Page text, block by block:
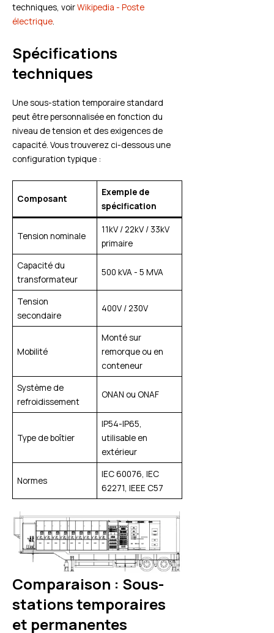
techniques, voirWikipedia - Poste
électrique.
Spécifications
techniques
Une sous-station temporaire standard
peut être personnalisée en fonction du
niveau de tension et des exigences de
capacité. Vous trouverez ci-dessous une
configuration typique :
Composant
Exemple de
spécification
Tension nominale
11kV / 22kV / 33kV
primaire
Capacité du
transformateur
500 kVA - 5 MVA
Tension
secondaire
400V / 230V
Mobilité
Monté sur
remorque ou en
conteneur
Système de
refroidissement
ONAN ou ONAF
Type de boîtier
IP54-IP65,
utilisable en
extérieur
Normes
IEC 60076, IEC
62271, IEEE C57
Comparaison : Sous-
stations temporaires
et permanentes